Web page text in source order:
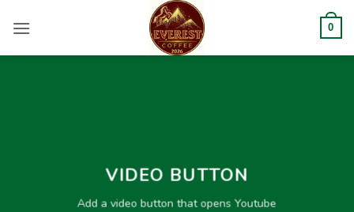
qua
0
VIDEO BUTTON
Add a video button that opens Youtube